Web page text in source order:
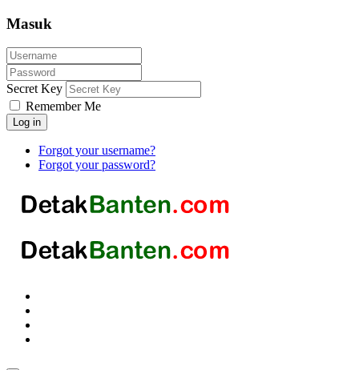
Masuk
Secret Key
Remember Me
Log in
Forgot your username?
Forgot your password?